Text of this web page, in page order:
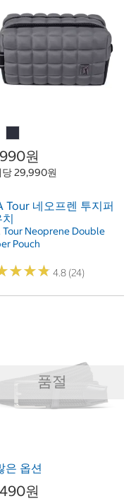
원
당 29,990원
Tour 네오프렌 투지퍼
Tour Neoprene Double
Pouch
★★★
★★★ 4.8 (24)
품절
은 옵션
원